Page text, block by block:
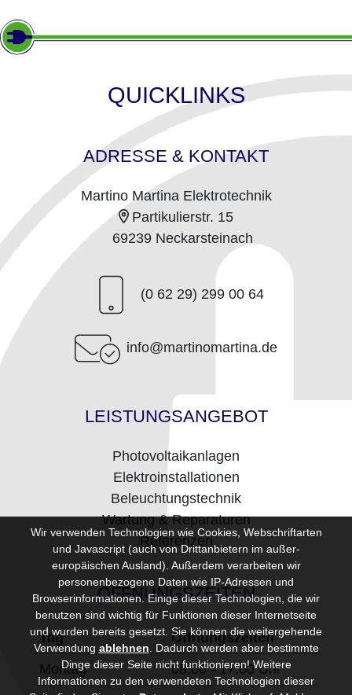
QUICKLINKS
ADRESSE & KONTAKT
Martino Martina Elektrotechnik
Partikulierstr. 15
69239 Neckarsteinach
(0 62 29) 299 00 64
info@martinomartina.de
LEISTUNGSANGEBOT
Photovoltaikanlagen
Elektroinstallationen
Beleuchtungstechnik
Wartung & Reparaturen
Referenzen
ÖFFNUNGSZEITEN
Tag
Öffnungszeiten
Montag
08:00 - 17:00 Uhr
Wir verwenden Technologien wie Cookies, Webschriftarten
und Javascript (auch von Drittanbietern im außer-
europäischen Ausland). Außerdem verarbeiten wir
personenbezogene Daten wie IP-Adressen und
Browserinformationen. Einige dieser Technologien, die wir
benutzen sind wichtig für Funktionen dieser Internetseite
und wurden bereits gesetzt. Sie können die weitergehende
Verwendung ablehnen
Dadurch werden aber bestimmte
Dinge dieser Seite nicht funktionieren! Weitere
Informationen zu den verwendeten Technologien dieser